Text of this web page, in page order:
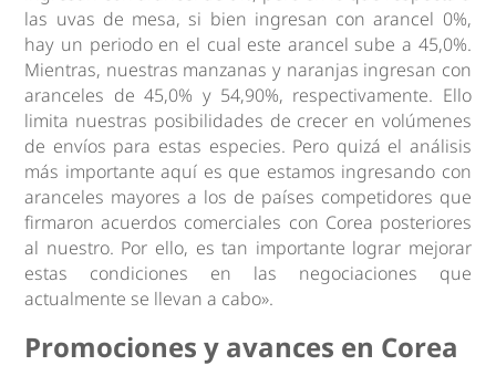
las uvas de mesa, si bien ingresan con arancel 0%,
hay un periodo en el cual este arancel sube a 45,0%.
Mientras, nuestras manzanas y naranjas ingresan con
aranceles de 45,0% y 54,90%, respectivamente. Ello
limita nuestras posibilidades de crecer en volúmenes
de envíos para estas especies. Pero quizá el análisis
más importante aquí es que estamos ingresando con
aranceles mayores a los de países competidores que
firmaron acuerdos comerciales con Corea posteriores
al nuestro. Por ello, es tan importante lograr mejorar
estas condiciones en las negociaciones que
actualmente se llevan a cabo».
Promociones y avances en Corea